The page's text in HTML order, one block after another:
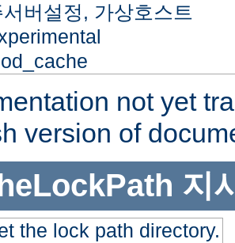
서버설정, 가상호스트
not yet
version of
지
the lock path directory.